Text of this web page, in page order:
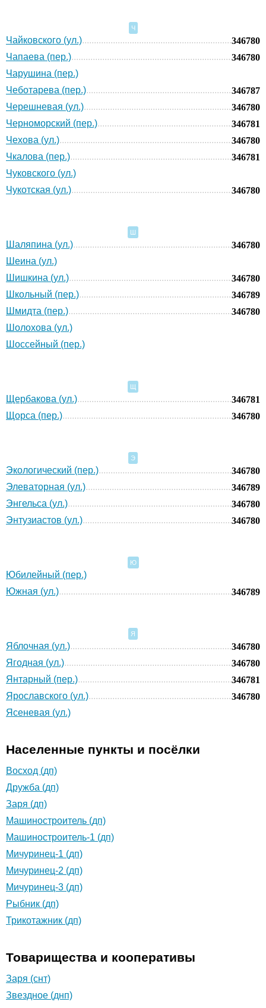
Ч
Чайковского (ул.)
346780
Чапаева (пер.)
346780
Чарушина (пер.)
Чеботарева (пер.)
346787
Черешневая (ул.)
346780
Черноморский (пер.)
346781
Чехова (ул.)
346780
Чкалова (пер.)
346781
Чуковского (ул.)
Чукотская (ул.)
346780
Шаляпина (ул.)
346780
Шеина (ул.)
Шишкина (ул.)
346780
Школьный (пер.)
346789
Шмидта (пер.)
346780
Шолохова (ул.)
Шоссейный (пер.)
Щербакова (ул.)
346781
Щорса (пер.)
346780
Э
Экологический (пер.)
346780
Элеваторная (ул.)
346789
Энгельса (ул.)
346780
Энтузиастов (ул.)
346780
Ю
Юбилейный (пер.)
Южная (ул.)
346789
Я
Яблочная (ул.)
346780
Ягодная (ул.)
346780
Янтарный (пер.)
346781
Ярославского (ул.)
346780
Ясеневая (ул.)
Населенные пункты и посёлки
Восход (дп)
Дружба (дп)
Заря (дп)
Машиностроитель (дп)
Машиностроитель-1 (дп)
Мичуринец-1 (дп)
Мичуринец-2 (дп)
Мичуринец-3 (дп)
Рыбник (дп)
Трикотажник (дп)
Товарищества и кооперативы
Заря (снт)
Звездное (днп)